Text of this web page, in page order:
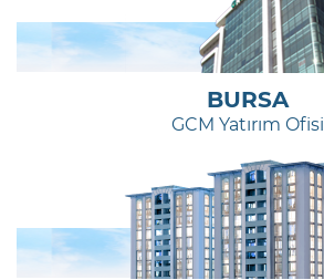
BURSA
GCM Yatırım Ofisi